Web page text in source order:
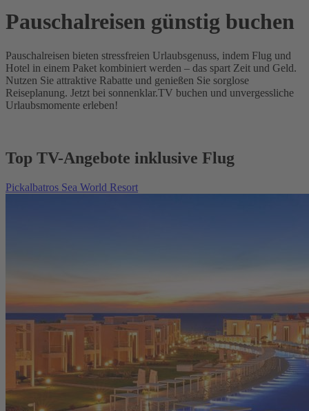
Pauschalreisen günstig buchen
Pauschalreisen bieten stressfreien Urlaubsgenuss, indem Flug und
Hotel in einem Paket kombiniert werden – das spart Zeit und Geld.
Nutzen Sie attraktive Rabatte und genießen Sie sorglose
Reiseplanung. Jetzt bei sonnenklar.TV buchen und unvergessliche
Urlaubsmomente erleben!
Top TV-Angebote inklusive Flug
Pickalbatros Sea World Resort